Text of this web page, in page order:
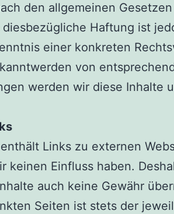
den allgemeinen
Haftung ist
einer konkreten
von
werden wir diese Inhalte
Links zu externen
keinen Einfluss haben.
auch keine Gewähr
Seiten ist stets der